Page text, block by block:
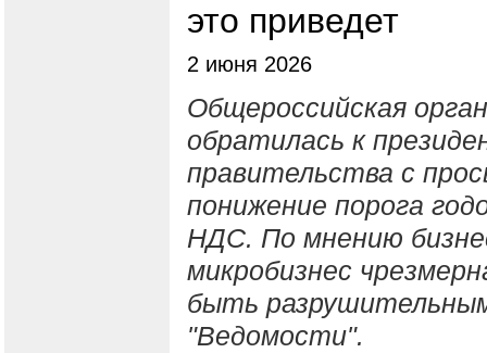
это приведет
2 июня 2026
Общероссийская
обратилась к
правительства с
понижение порога
НДС. По мнению
микробизнес
быть
"Ведомости".